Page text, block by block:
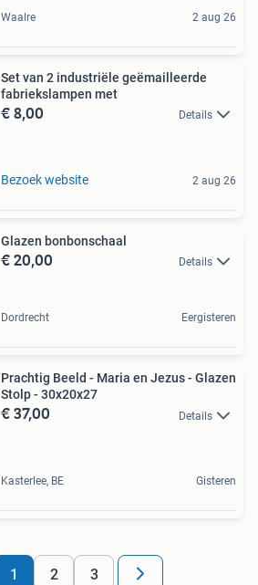
Waalre 2 aug 26
Set van 2 industriële geëmailleerde
fabriekslampen met
€ 8,00 Details
Bezoek website 2 aug 26
Glazen bonbonschaal
€ 20,00 Details
Dordrecht Eergisteren
Prachtig Beeld - Maria en Jezus - Glazen
Stolp - 30x20x27
€ 37,00 Details
Kasterlee, BE Gisteren
1 2 3